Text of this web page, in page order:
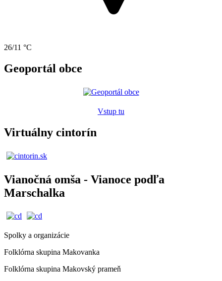
26/11 °C
Geoportál obce
Vstup tu
Virtuálny cintorín
Vianočná omša - Vianoce podľa
Marschalka
Spolky a organizácie
Folklórna skupina Makovanka
Folklórna skupina Makovský prameň